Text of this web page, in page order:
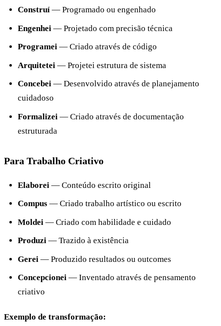
Construí— Programado ou engenhado
Engenhei — Projetado com precisão técnica
Programei— Criado através de código
Arquitetei — Projetei estrutura de sistema
Concebei— Desenvolvido através de planejamento
cuidadoso
Formalizei — Criado através de documentação
estruturada
Para Trabalho Criativo
Elaborei— Conteúdo escrito original
Compus— Criado trabalho artístico ou escrito
Moldei— Criado com habilidade e cuidado
Produzi— Trazido à existência
Gerei— Produzido resultados ou outcomes
Concepcionei— Inventado através de pensamento
criativo
Exemplo de transformação: